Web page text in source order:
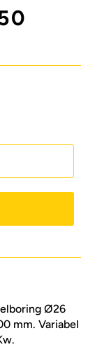
Ø26
mm. Variabel